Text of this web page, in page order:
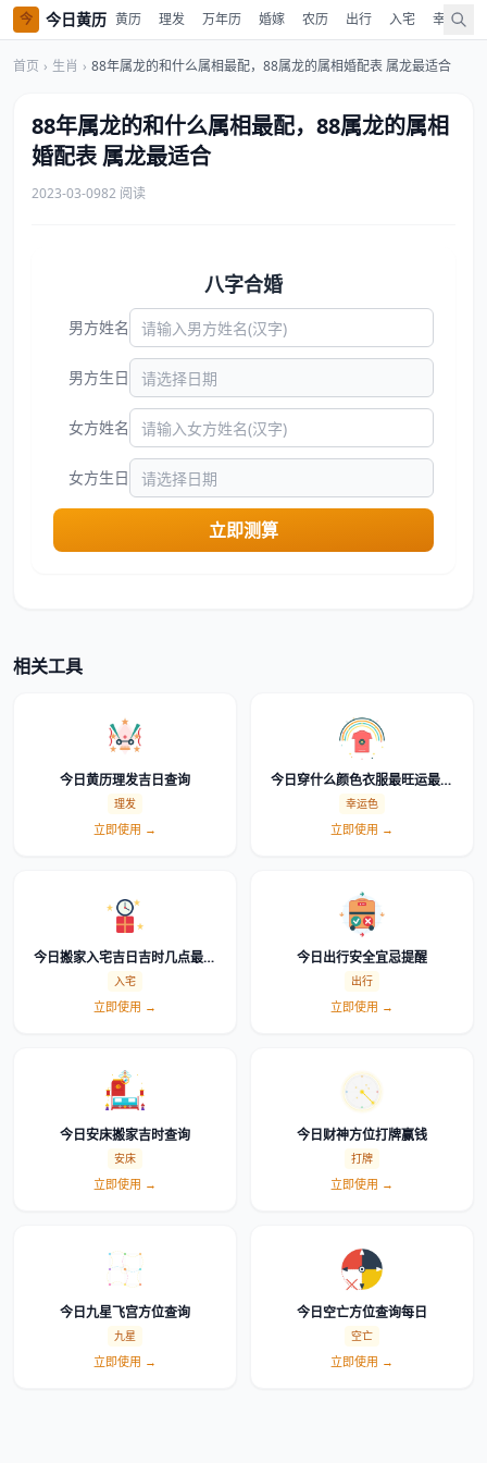
今 今日黄历 黄历 理发 万年历 婚嫁 农历 出行 入宅 幸运色
首页 › 生肖 › 88年属龙的和什么属相最配，88属龙的属相婚配表 属龙最适合
88年属龙的和什么属相最配，88属龙的属相
婚配表 属龙最适合
2023-03-0982 阅读
八字合婚
男方姓名
男方生日
女方姓名
女方生日
立即测算
相关工具
今日黄历理发吉日查询
理发
立即使用 →
今日穿什么颜色衣服最旺运最吉
利幸运色查询
幸运色
立即使用 →
今日搬家入宅吉日吉时几点最好
怎么选时辰
入宅
立即使用 →
今日出行安全宜忌提醒
出行
立即使用 →
今日安床搬家吉时查询
安床
立即使用 →
今日财神方位打牌赢钱
打牌
立即使用 →
今日九星飞宫方位查询
九星
立即使用 →
今日空亡方位查询每日
空亡
立即使用 →